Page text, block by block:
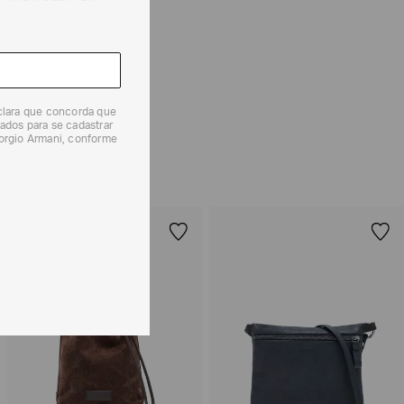
produtos, o prazo é de até 7 (sete) dias corridos,
a partir do seu recebimento sem custos adicionais.
Preencha oFormulário de Devolução
que concorda que
para se cadastrar
Armani, conforme